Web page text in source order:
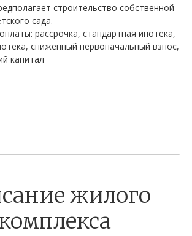
строительство собственной
сада.
рассрочка, стандартная ипотека,
сниженный первоначальный взнос,
капитал
жилого